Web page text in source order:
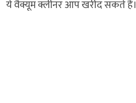
ये वैक्यूम क्लीनर आप खरीद सकते हैं।